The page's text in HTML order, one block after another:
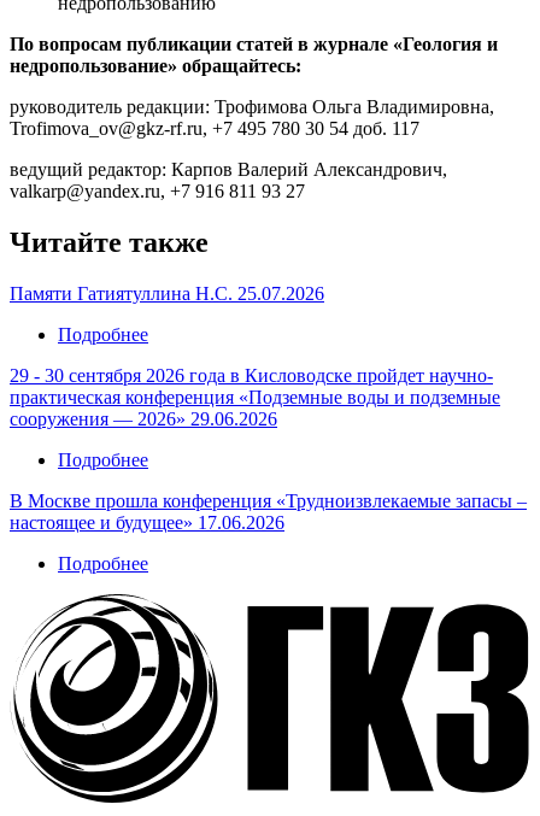
По вопросам публикации статей в журнале «Геология и
недропользование» обращайтесь:
руководитель редакции: Трофимова Ольга Владимировна,
Trofimova_ov@gkz-rf.ru, +7 495 780 30 54 доб. 117
ведущий редактор: Карпов Валерий Александрович,
valkarp@yandex.ru, +7 916 811 93 27
Читайте также
Памяти Гатиятуллина Н.С. 25.07.2026
Подробнее
Гатиятуллина
Н.С.
29 - 30 сентября 2026 года в Кисловодске пройдет научно-
практическая конференция «Подземные воды и подземные
сооружения — 2026» 29.06.2026
Подробнее
-
30
в
Кисловодске
пройдет
научно-
практическая
конференция
«Подземные
воды
и
В Москве прошла конференция «Трудноизвлекаемые запасы –
настоящее и будущее» 17.06.2026
Подробнее
Москве
прошла
конференция
«Трудноизвлекаемые
запасы
настоящее
и
будущее»